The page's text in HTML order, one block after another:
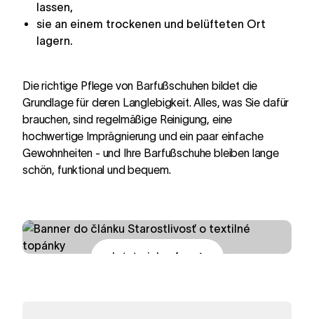
lassen,
sie an einem trockenen und belüfteten Ort
lagern.
Die richtige Pflege von Barfußschuhen bildet die
Grundlage für deren Langlebigkeit. Alles, was Sie dafür
brauchen, sind regelmäßige Reinigung, eine
hochwertige Imprägnierung und ein paar einfache
Gewohnheiten - und Ihre Barfußschuhe bleiben lange
schön, funktional und bequem.
Jetzt einkaufen